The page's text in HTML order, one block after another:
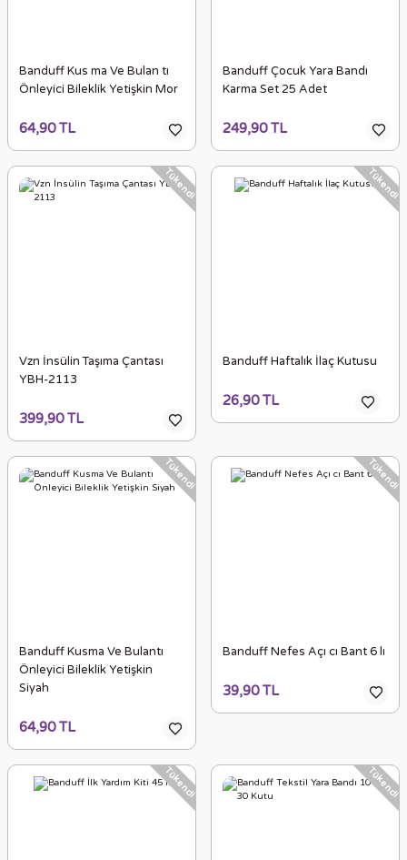
Banduff Kus ma Ve Bulan tı
Önleyici Bileklik Yetişkin Mor
64,90 TL
Banduff Çocuk Yara Bandı
Karma Set 25 Adet
249,90 TL
Tükendi
Vzn İnsülin Taşıma Çantası
YBH-2113
399,90 TL
Tükendi
Banduff Haftalık İlaç Kutusu
26,90 TL
Tükendi
Banduff Kusma Ve Bulantı
Önleyici Bileklik Yetişkin
Siyah
64,90 TL
Tükendi
Banduff Nefes Açı cı Bant 6 lı
39,90 TL
Tükendi Tükendi